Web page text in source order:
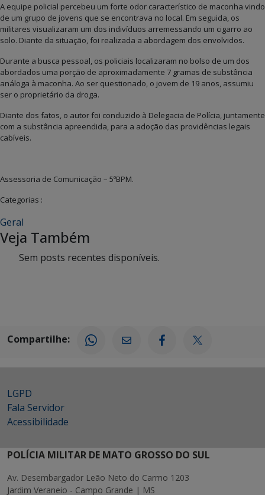
A equipe policial percebeu um forte odor característico de maconha vindo
de um grupo de jovens que se encontrava no local. Em seguida, os
militares visualizaram um dos indivíduos arremessando um cigarro ao
solo. Diante da situação, foi realizada a abordagem dos envolvidos.
Durante a busca pessoal, os policiais localizaram no bolso de um dos
abordados uma porção de aproximadamente 7 gramas de substância
análoga à maconha. Ao ser questionado, o jovem de 19 anos, assumiu
ser o proprietário da droga.
Diante dos fatos, o autor foi conduzido à Delegacia de Polícia, juntamente
com a substância apreendida, para a adoção das providências legais
cabíveis.
Assessoria de Comunicação – 5ºBPM.
Categorias :
Geral
Veja Também
Sem posts recentes disponíveis.
Compartilhe:
LGPD
Fala Servidor
Acessibilidade
POLÍCIA MILITAR DE MATO GROSSO DO SUL
Av. Desembargador Leão Neto do Carmo 1203
Jardim Veraneio - Campo Grande | MS